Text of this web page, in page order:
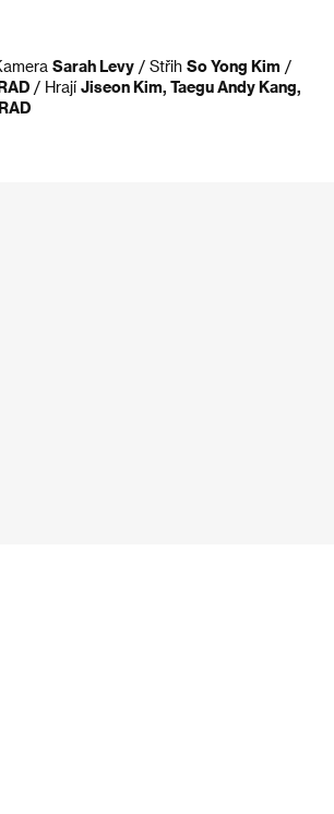
Sarah Levy / Střih So Yong Kim /
/ Hrají Jiseon Kim, Taegu Andy Kang,